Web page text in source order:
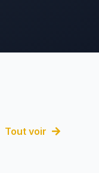
Tout voir